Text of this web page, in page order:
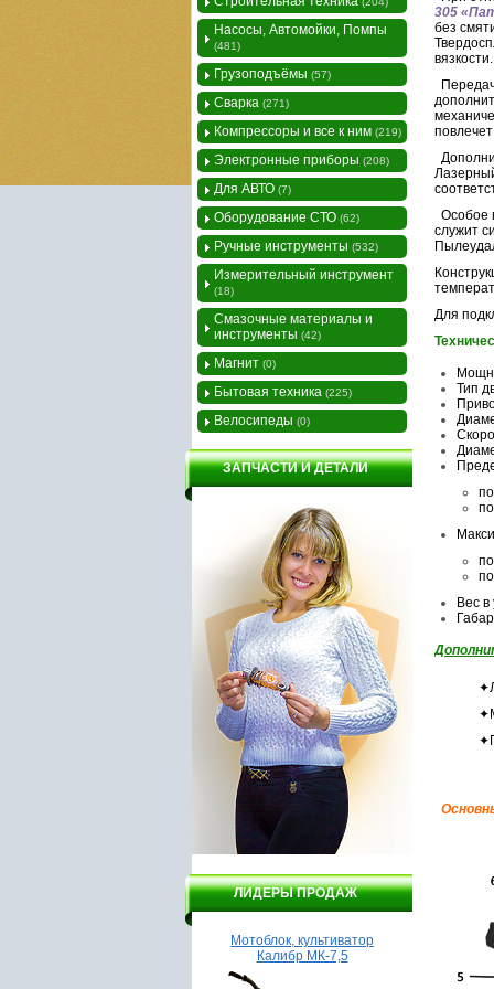
305
без
вязкости.
Особое
служит
Для
Тип
Вес в
Насосы, Автомойки, Помпы
(481)
Грузоподъёмы (57)
Сварка (271)
Компрессоры и все к ним (219)
Электронные приборы (208)
Для АВТО (7)
Оборудование СТО (62)
Ручные инструменты (532)
Измерительный инструмент
(18)
Смазочные материалы и
инструменты (42)
Магнит (0)
Бытовая техника (225)
Велосипеды (0)
ЗАПЧАСТИ И ДЕТАЛИ
ЛИДЕРЫ ПРОДАЖ
Мотоблок, культиватор
Калибр МК-7,5
Насос